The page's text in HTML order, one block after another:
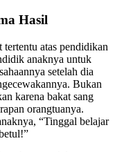
atas pendidikan
anaknya untuk
setelah dia
Bukan
karena bakat sang
orangtuanya.
“Tinggal belajar